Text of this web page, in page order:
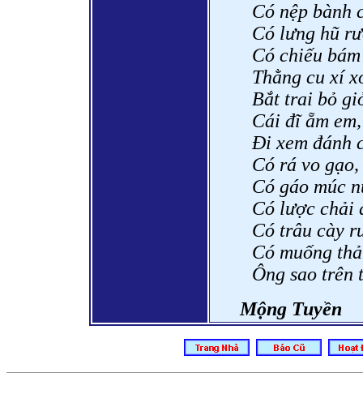
Có nệp bành
Có lưng hũ
Có chiếu
Thằng cu xí
Bắt trai bỏ
Cái đĩ ẵm em,
Đi xem đánh
Có rá vo gạo,
Có gáo múc
Có lược chải
Có trâu cày
Có muống
Ông sao trên
Mộng Tuyền